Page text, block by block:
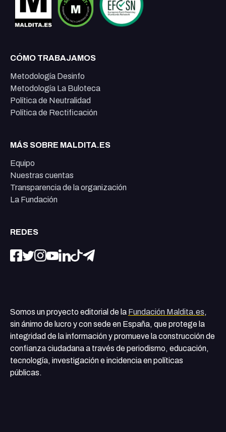
CÓMO TRABAJAMOS
Metodología Desinfo
Metodología La Buloteca
Política de Neutralidad
Política de Rectificación
MÁS SOBRE MALDITA.ES
Equipo
Nuestras cuentas
Transparencia de la organización
La Fundación
REDES
Somos un proyecto editorial de la Fundación Maldita.es,
sin ánimo de lucro y con sede en España, que protege la
integridad de la información y promueve la construcción de
confianza ciudadana a través de periodismo, educación,
tecnología, investigación e incidencia en políticas
públicas.